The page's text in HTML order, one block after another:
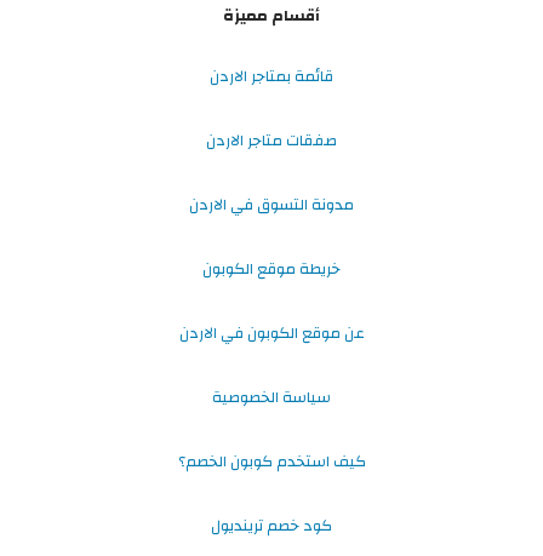
أقسام مميزة
قائمة بمتاجر الاردن
صفقات متاجر الاردن
مدونة التسوق في الاردن
خريطة موقع الكوبون
عن موقع الكوبون في الاردن
سياسة الخصوصية
كيف استخدم كوبون الخصم؟
كود خصم ترينديول